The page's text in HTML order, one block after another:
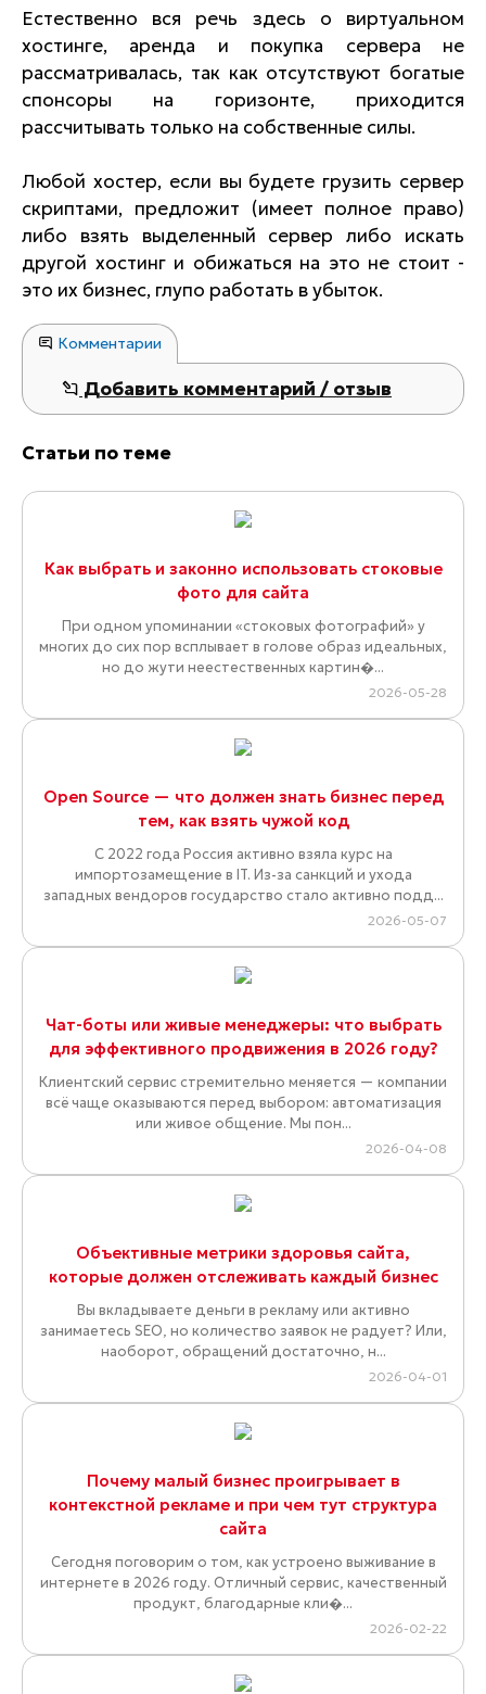
Естественно вся речь здесь о виртуальном
хостинге, аренда и покупка сервера не
рассматривалась, так как отсутствуют богатые
спонсоры на горизонте, приходится
рассчитывать только на собственные силы.
Любой хостер, если вы будете грузить сервер
скриптами, предложит (имеет полное право)
либо взять выделенный сервер либо искать
другой хостинг и обижаться на это не стоит -
это их бизнес, глупо работать в убыток.
Комментарии
Добавить комментарий / отзыв
Статьи по теме
Как выбрать и законно использовать стоковые
фото для сайта
При одном упоминании «стоковых фотографий» у
многих до сих пор всплывает в голове образ идеальных,
но до жути неестественных картин�...
2026-05-28
Open Source — что должен знать бизнес перед
тем, как взять чужой код
С 2022 года Россия активно взяла курс на
импортозамещение в IT. Из-за санкций и ухода
западных вендоров государство стало активно подд...
2026-05-07
Чат-боты или живые менеджеры: что выбрать
для эффективного продвижения в 2026 году?
Клиентский сервис стремительно меняется — компании
всё чаще оказываются перед выбором: автоматизация
или живое общение. Мы пон...
2026-04-08
Объективные метрики здоровья сайта,
которые должен отслеживать каждый бизнес
Вы вкладываете деньги в рекламу или активно
занимаетесь SEO, но количество заявок не радует? Или,
наоборот, обращений достаточно, н...
2026-04-01
Почему малый бизнес проигрывает в
контекстной рекламе и при чем тут структура
сайта
Сегодня поговорим о том, как устроено выживание в
интернете в 2026 году. Отличный сервис, качественный
продукт, благодарные кли�...
2026-02-22